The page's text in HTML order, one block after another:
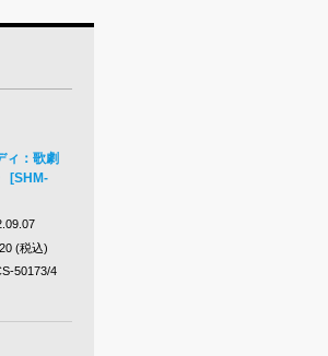
ィ：歌劇
[SHM-
(税込)
50173/4